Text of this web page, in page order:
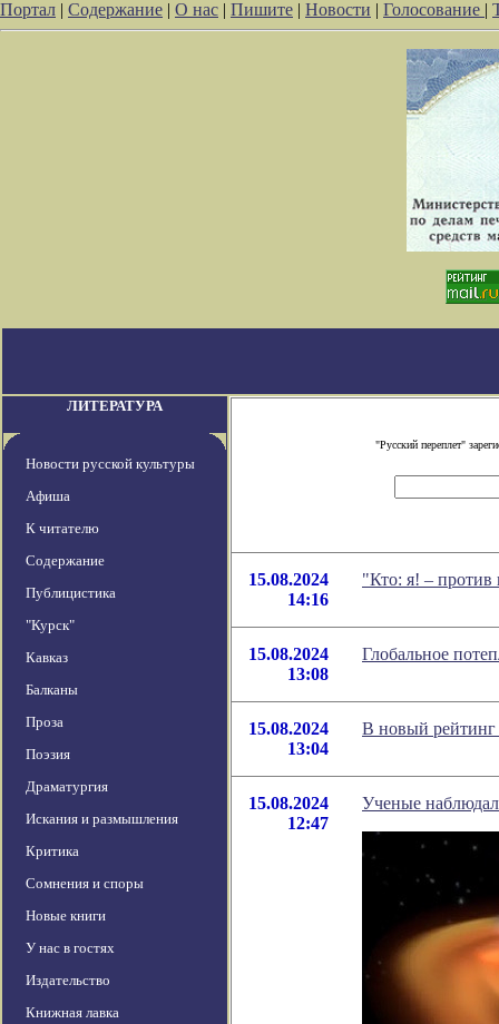
Портал | Содержание | О нас | Пишите | Новости | Голосование |
ЛИТЕРАТУРА
Новости русской культуры
Афиша
К читателю
Содержание
Публицистика
"Курск"
Кавказ
Балканы
Проза
Поэзия
Драматургия
Искания и размышления
Критика
Сомнения и споры
Новые книги
У нас в гостях
Издательство
Книжная лавка
"Русский переплет"
15.08.2024
14:16
"Кто: я! – против
15.08.2024
13:08
Глобальное
15.08.2024
13:04
В новый рейтинг
15.08.2024
12:47
Ученые